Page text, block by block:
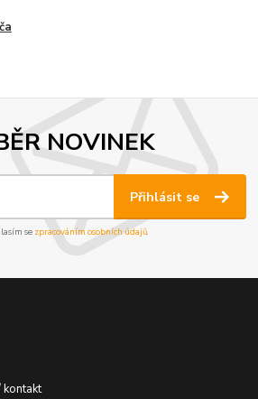
NOVINEK
Přihlásit se
se zpracováním osobních údajů.
kontakt